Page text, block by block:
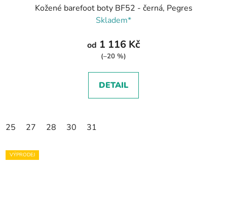
Kožené barefoot boty BF52 - černá, Pegres
Skladem*
od 1 116 Kč
(–20 %)
DETAIL
25 27 28 30 31
VÝPRODEJ